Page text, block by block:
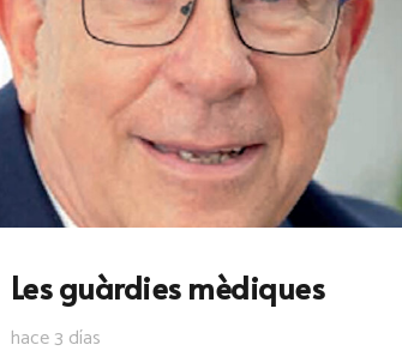
Les guàrdies mèdiques
hace 3 días